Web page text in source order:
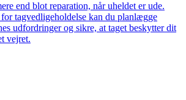
end blot reparation, når uheldet er ude.
tagvedligeholdelse kan du planlægge
udfordringer og sikre, at taget beskytter dit
vejret.